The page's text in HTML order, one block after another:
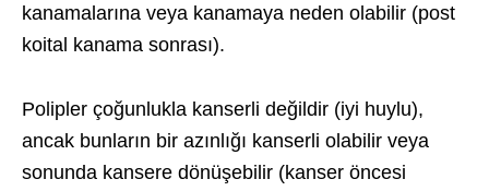
kanamalarına veya kanamaya neden olabilir (post
koital kanama sonrası).
Polipler çoğunlukla kanserli değildir (iyi huylu),
ancak bunların bir azınlığı kanserli olabilir veya
sonunda kansere dönüşebilir (kanser öncesi